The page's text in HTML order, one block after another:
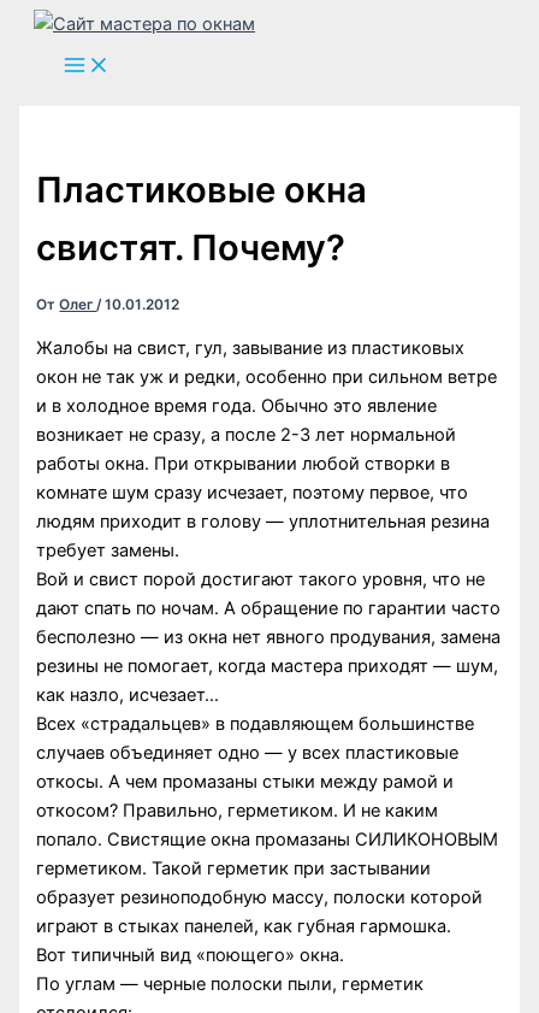
Перейти
Пластиковые окна
свистят. Почему?
ОтОлег/10.01.2012
Жалобы на свист, гул, завывание из пластиковых
окон не так уж и редки, особенно при сильном ветре
и в холодное время года. Обычно это явление
возникает не сразу, а после 2-3 лет нормальной
работы окна. При открывании любой створки в
комнате шум сразу исчезает, поэтому первое, что
людям приходит в голову — уплотнительная резина
требует замены.
Вой и свист порой достигают такого уровня, что не
дают спать по ночам. А обращение по гарантии часто
бесполезно — из окна нет явного продувания, замена
резины не помогает, когда мастера приходят — шум,
как назло, исчезает…
Всех «страдальцев» в подавляющем большинстве
случаев объединяет одно — у всех пластиковые
откосы. А чем промазаны стыки между рамой и
откосом? Правильно, герметиком. И не каким
попало. Свистящие окна промазаны СИЛИКОНОВЫМ
герметиком. Такой герметик при застывании
образует резиноподобную массу, полоски которой
играют в стыках панелей, как губная гармошка.
Вот типичный вид «поющего» окна.
По углам — черные полоски пыли, герметик